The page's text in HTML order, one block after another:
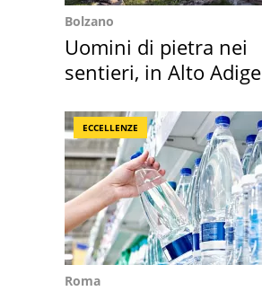
Bolzano
Uomini di pietra nei
sentieri, in Alto Adige
ECCELLENZE
Roma